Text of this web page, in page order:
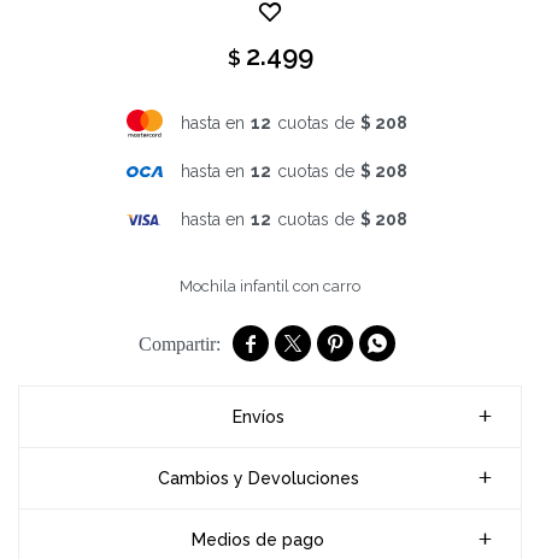
$ 2.499
hasta en 12 cuotas de $ 208
hasta en 12 cuotas de $ 208
hasta en 12 cuotas de $ 208
Mochila infantil con carro
   
Envíos
Cambios y Devoluciones
Medios de pago